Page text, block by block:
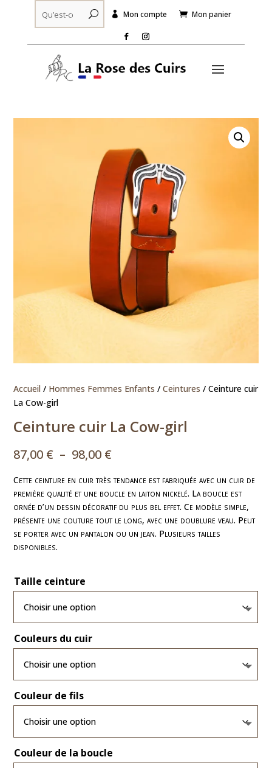
 Mon compte  Mon panier
Accueil / Hommes Femmes Enfants /Ceintures / Ceinture cuir
La Cow-girl
Ceinture cuir La Cow-girl
87,00 € – 98,00 €Plage
prix :
87,00 €
à
98,00 €
Cette ceinture en cuir très tendance est fabriquée avec un cuir de
première qualité et une boucle en laiton nickelé. La boucle est
ornée d’un dessin décoratif du plus bel effet. Ce modèle simple,
présente une couture tout le long, avec une doublure veau. Peut
se porter avec un pantalon ou un jean. Plusieurs tailles
disponibles.
Taille ceinture
Couleurs du cuir
Couleur de fils
Couleur de la boucle